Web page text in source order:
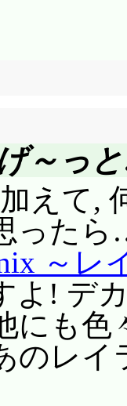
～っ
えて,
った
～
よ! デ
にも
のレ